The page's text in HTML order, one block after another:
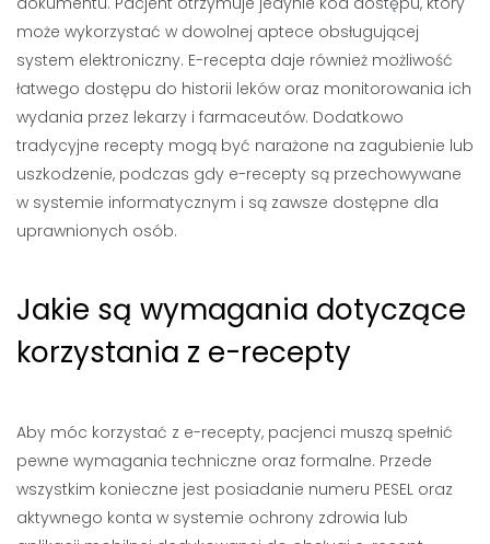
może wykorzystać w dowolnej aptece obsługującej
system elektroniczny. E-recepta daje również możliwość
łatwego dostępu do historii leków oraz monitorowania ich
wydania przez lekarzy i farmaceutów. Dodatkowo
tradycyjne recepty mogą być narażone na zagubienie lub
uszkodzenie, podczas gdy e-recepty są przechowywane
w systemie informatycznym i są zawsze dostępne dla
uprawnionych osób.
Jakie są wymagania dotyczące
korzystania z e-recepty
Aby móc korzystać z e-recepty, pacjenci muszą spełnić
pewne wymagania techniczne oraz formalne. Przede
wszystkim konieczne jest posiadanie numeru PESEL oraz
aktywnego konta w systemie ochrony zdrowia lub